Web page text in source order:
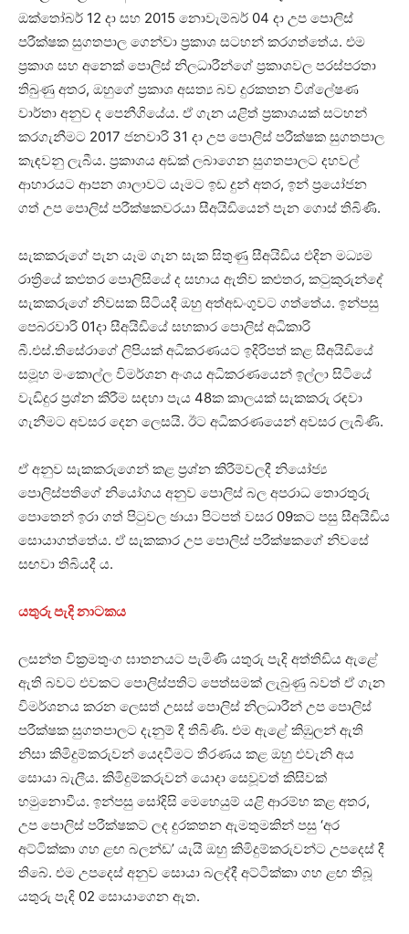
ඔක්තෝබර් 12 දා සහ 2015 නොවැම්බර් 04 දා උප පොලිස්
පරීක්ෂක සුගතපාල ගෙන්වා ප්‍රකාශ සටහන් කරගත්තේය. එම
ප්‍රකාශ සහ අනෙක් පොලිස් නිලධාරීන්ගේ ප්‍රකාශවල පරස්පරතා
තිබුණු අතර, ඔහුගේ ප්‍රකාශ අසත්‍ය බව දුරකතන විශ්ලේෂණ
වාර්තා අනුව ද පෙනීගියේය. ඒ ගැන යළිත් ප්‍රකාශයක් සටහන්
කරගැනීමට 2017 ජනවාරි 31 දා උප පොලිස් පරීක්ෂක සුගතපාල
කැඳවනු ලැබීය. ප්‍රකාශය අඩක් ලබාගෙන සුගතපාලට දහවල්
ආහාරයට ආපන ශාලාවට යෑමට ඉඩ දුන් අතර, ඉන් ප්‍රයෝජන
ගත් උප පොලිස් පරීක්ෂකවරයා සීඅයිඩියෙන් පැන ගොස් තිබිණි.
සැකකරුගේ පැන යෑම ගැන සැක සිතුණු සීඅයිඩිය එදින මධ්‍යම
රාත්‍රියේ කළුතර පොලිසියේ ද සහාය ඇතිව කළුතර, කටුකුරුන්දේ
සැකකරුගේ නිවසක සිටියදී ඔහු අත්අඩංගුවට ගත්තේය. ඉන්පසු
පෙබරවාරි 01දා සීඅයිඩියේ සහකාර පොලිස් අධිකාරි
බී.එස්.තිසේරාගේ ලිපියක් අධිකරණයට ඉදිරිපත් කළ සීඅයිඩියේ
සමූහ මංකොල්ල විමර්ශන අංශය අධිකරණයෙන් ඉල්ලා සිටියේ
වැඩිදුර ප්‍රශ්න කිරීම සඳහා පැය 48ක කාලයක් සැකකරු රඳවා
ගැනීමට අවසර දෙන ලෙසයි. ඊට අධිකරණයෙන් අවසර ලැබිණි.
ඒ අනුව සැකකරුගෙන් කළ ප්‍රශ්න කිරීම්වලදී නියෝජ්‍ය
පොලිස්පතිගේ නියෝගය අනුව පොලිස් බල අපරාධ තොරතුරු
පොතෙන් ඉරා ගත් පිටුවල ඡායා පිටපත් වසර 09කට පසු සීඅයිඩිය
සොයාගත්තේය. ඒ සැකකාර උප පොලිස් පරීක්ෂකගේ නිවසේ
සඟවා තිබියදී ය.
යතුරු පැදි නාටකය
ලසන්ත වික්‍රමතුංග ඝාතනයට පැමිණි යතුරු පැදි අත්තිඩිය ඇළේ
ඇති බවට එවකට පොලිස්පතිට පෙත්සමක් ලැබුණු බවත් ඒ ගැන
විමර්ශනය කරන ලෙසත් උසස් පොලිස් නිලධාරීන් උප පොලිස්
පරීක්ෂක සුගතපාලට දැනුම් දී තිබිණි. එම ඇළේ කිඹුලන් ඇති
නිසා කිමිදුම්කරුවන් යෙදවීමට තීරණය කළ ඔහු එවැනි අය
සොයා බැලීය. කිමිදුම්කරුවන් යොදා සෙවූවත් කිසිවක්
හමුනොවීය. ඉන්පසු සෝදිසි මෙහෙයුම් යළි ආරම්භ කළ අතර,
උප පොලිස් පරීක්ෂකට ලද දුරකතන ඇමතුමකින් පසු ‘අර
අට්ටික්කා ගහ ළඟ බලන්ඩ’ යැයි ඔහු කිමිදුම්කරුවන්ට උපදෙස් දී
තිබේ. එම උපදෙස් අනුව සොයා බලද්දී අට්ටික්කා ගහ ළඟ තිබූ
යතුරු පැදි 02 සොයාගෙන ඇත.